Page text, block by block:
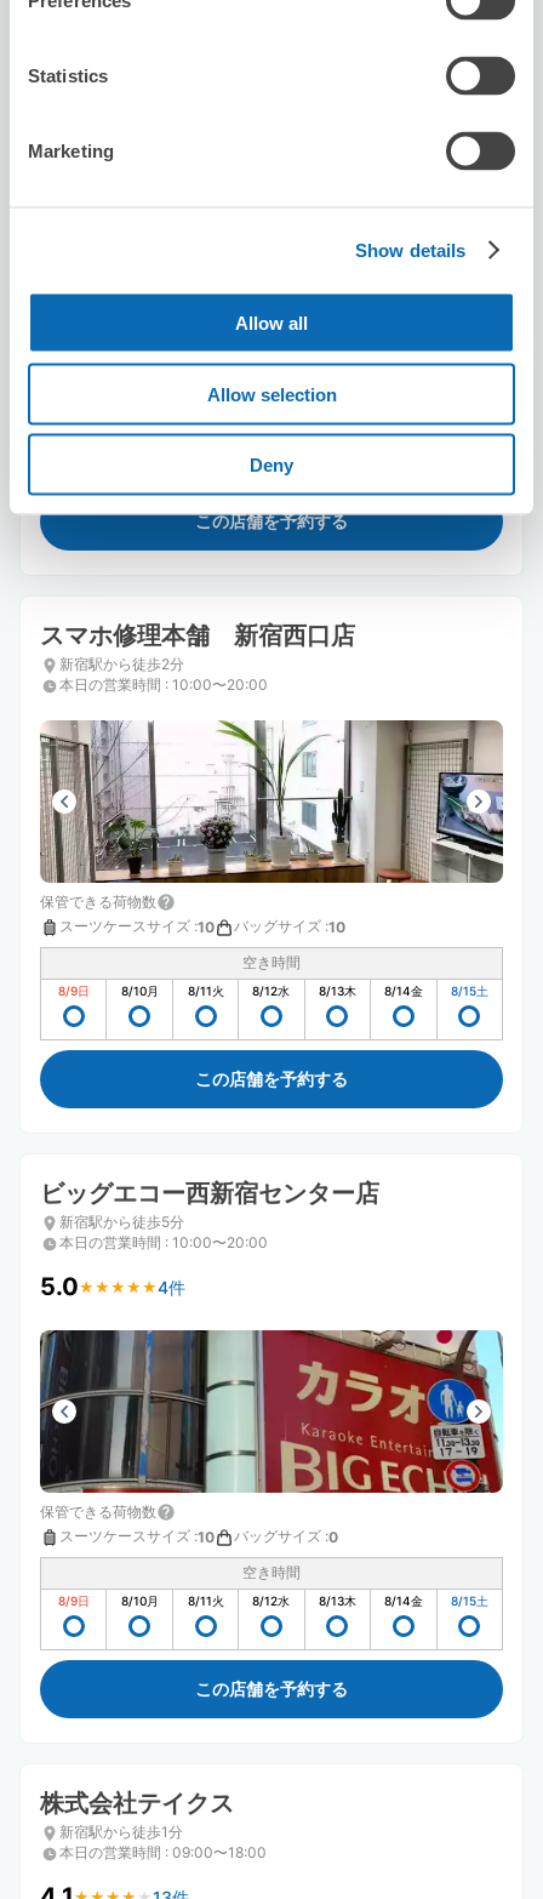
Statistics
Marketing
Show details
Allow all
Allow selection
Deny
新宿駅から徒歩2分
5.0★★
★★
スーツケースサイズ:3 バッグサイズ:0
空き時間
8/9日 8/10月 8/11火 8/12水 8/13木 8/14金 8/15土
この店舗を予約する
スマホ修理本舗 新宿西口店
新宿駅から徒歩2分
本日の営業時間 : 10:00〜20:00
保管できる荷物数
スーツケースサイズ :10 バッグサイズ :10
空き時間
8/9日 8/10月 8/11火 8/12水 8/13木 8/14金 8/15土
この店舗を予約する
ビッグエコー西新宿センター店
新宿駅から徒歩5分
本日の営業時間 : 10:00〜20:00
5.0★ ★ ★ ★ ★
★ ★ ★ ★ ★4件
保管できる荷物数
スーツケースサイズ :10 バッグサイズ :0
空き時間
8/9日 8/10月 8/11火 8/12水 8/13木 8/14金 8/15土
この店舗を予約する
株式会社テイクス
新宿駅から徒歩1分
本日の営業時間 : 09:00〜18:00